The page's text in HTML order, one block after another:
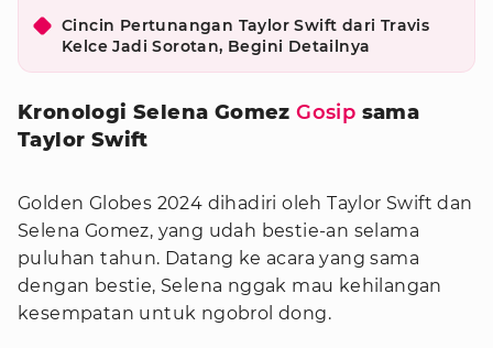
Cincin Pertunangan Taylor Swift dari Travis
Kelce Jadi Sorotan, Begini Detailnya
Kronologi Selena GomezGosip sama
Taylor Swift
Golden Globes 2024 dihadiri oleh Taylor Swift dan
Selena Gomez, yang udah bestie-an selama
puluhan tahun. Datang ke acara yang sama
dengan bestie, Selena nggak mau kehilangan
kesempatan untuk ngobrol dong.